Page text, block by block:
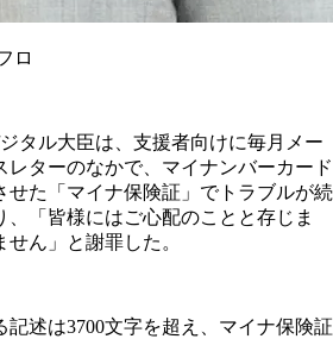
ロ
タル大臣は、支援者向けに毎月メー
レターのなかで、マイナンバーカード
せた「マイナ保険証」でトラブルが続
「皆様にはご心配のことと存じま
ん」と謝罪した。
述は3700文字を超え、マイナ保険証